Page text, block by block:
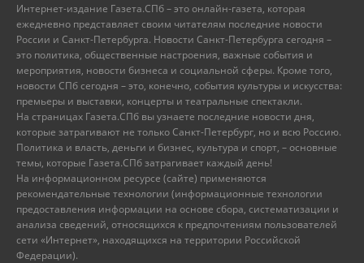
Интернет-издание Газета.СПб – это онлайн-газета, которая
ежедневно представляет своим читателям последние новости
России и Санкт-Петербурга. Новости Санкт-Петербурга сегодня –
это политика, общественные настроения, важные события и
мероприятия, новости бизнеса и социальной сферы. Кроме того,
новости СПб сегодня – это, конечно, события культуры и искусства:
премьеры и выставки, концерты и театральные спектакли.
На страницах Газета.СПб вы узнаете последние новости дня,
которые затрагивают не только Санкт-Петербург, но и всю Россию.
Политика и власть, деньги и бизнес, культура и спорт, – основные
темы, которые Газета.СПб затрагивает каждый день!
На информационном ресурсе (сайте) применяются
рекомендательные технологии (информационные технологии
предоставления информации на основе сбора, систематизации и
анализа сведений, относящихся к предпочтениям пользователей
сети «Интернет», находящихся на территории Российской
Федерации).